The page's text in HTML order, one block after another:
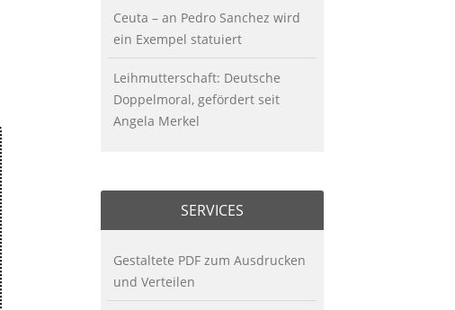
Ceuta – an Pedro Sanchez wird
ein Exempel statuiert
Leihmutterschaft: Deutsche
Doppelmoral, gefördert seit
Angela Merkel
SERVICES
Gestaltete PDF zum Ausdrucken
und Verteilen